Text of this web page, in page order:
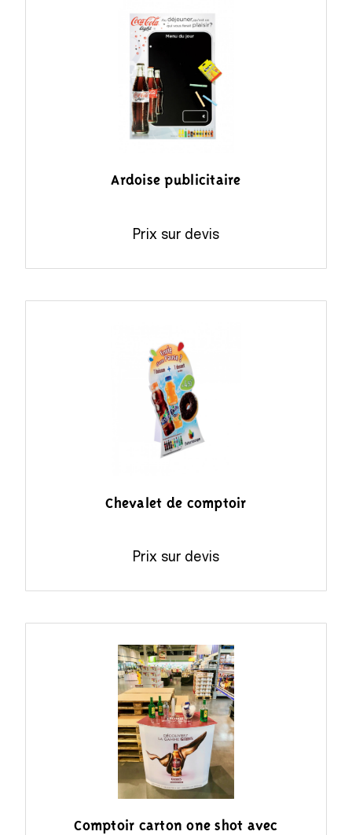
Ardoise publicitaire
Prix sur devis
Chevalet de comptoir
Prix sur devis
Comptoir carton one shot avec